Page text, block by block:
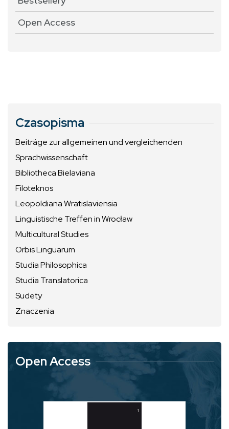
Open Access
Czasopisma
Beiträge zur allgemeinen und vergleichenden
Sprachwissenschaft
Bibliotheca Bielaviana
Filoteknos
Leopoldiana Wratislaviensia
Linguistische Treffen in Wrocław
Multicultural Studies
Orbis Linguarum
Studia Philosophica
Studia Translatorica
Sudety
Znaczenia
Open Access